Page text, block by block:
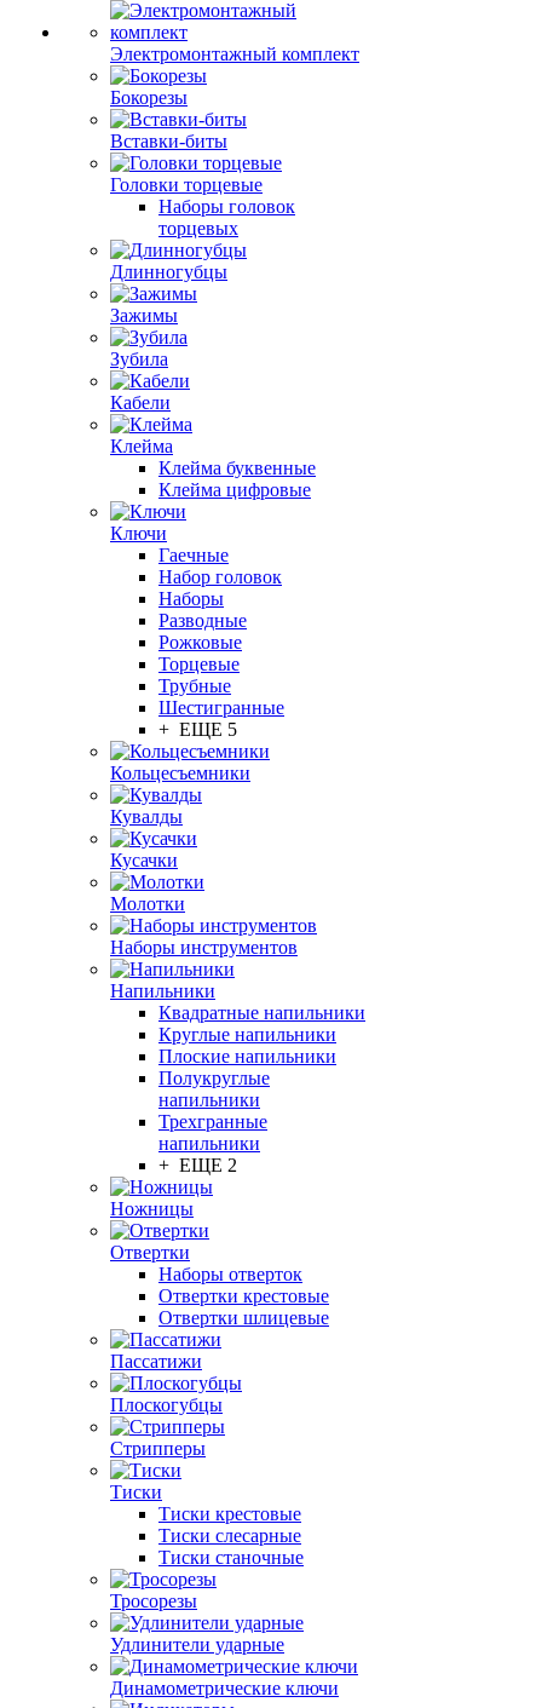
Электромонтажный комплект
Бокорезы
Вставки-биты
Головки торцевые
Наборы головок
торцевых
Длинногубцы
Зажимы
Зубила
Кабели
Клейма
Клейма буквенные
Клейма цифровые
Ключи
Гаечные
Набор головок
Наборы
Разводные
Рожковые
Торцевые
Трубные
Шестигранные
+ ЕЩЕ 5
Кольцесъемники
Кувалды
Кусачки
Молотки
Наборы инструментов
Напильники
Квадратные напильники
Круглые напильники
Плоские напильники
Полукруглые
напильники
Трехгранные
напильники
+ ЕЩЕ 2
Ножницы
Отвертки
Наборы отверток
Отвертки крестовые
Отвертки шлицевые
Пассатижи
Плоскогубцы
Стрипперы
Тиски
Тиски крестовые
Тиски слесарные
Тиски станочные
Тросорезы
Удлинители ударные
Динамометрические ключи